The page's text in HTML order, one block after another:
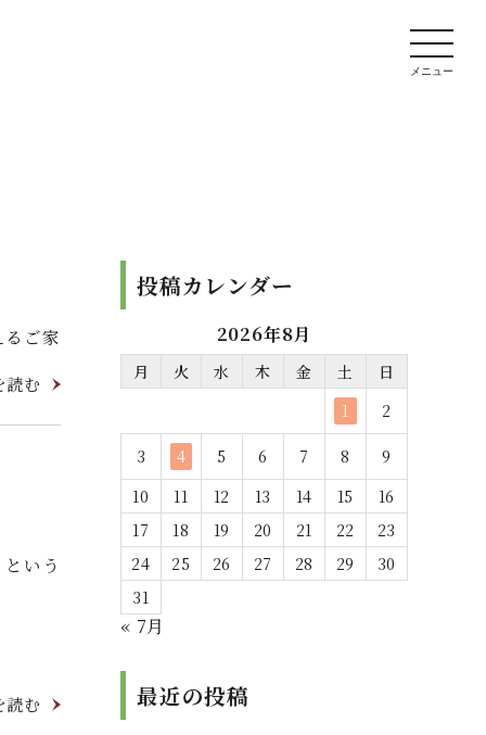
ご家
読む
いう
読む
投稿カレンダー
2026年8月
月 火 水 木 金 土
日
1
2
3 4 5 6 7 8
9
10
11 12 13 14 15
16
17
18 19 20 21 22
23
24
25 26 27 28 29
30
31
« 7月
最近の投稿